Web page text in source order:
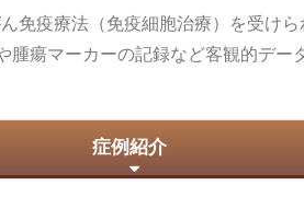
免疫療法（免疫細胞治療）を受けら
腫瘍マーカーの記録など客観的デー
症例紹介